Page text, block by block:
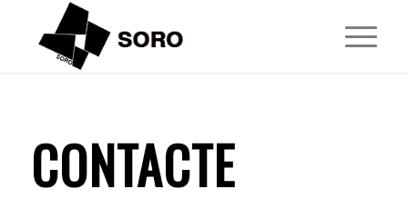
CONTACTE